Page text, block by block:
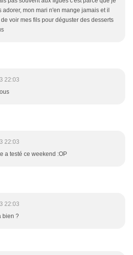
adorer, mon mari n'en mange jamais et il
voir mes fils pour déguster des desserts
22:03
22:03
a testé ce weekend :OP
22:03
bien ?